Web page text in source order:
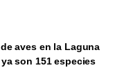
aves en la Laguna
son 151 especies